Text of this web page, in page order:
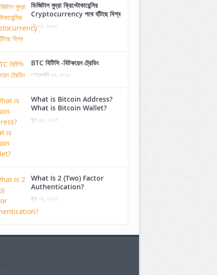
ডিজিটাল মুদ্রা ক্রিপ্টোকারেন্সির
Cryptocurrency পথে হাঁটছে বিশ্ব
মে ০৫, ২০২১
BTC বিটিসি -বিটকয়েন ট্রেডিং
ফেব্রুয়ারি ২৩, ২০২১
What is Bitcoin Address?
What is Bitcoin Wallet?
জুন ২০, ২০১৭
What Is 2 (Two) Factor
Authentication?
জুন ১৩, ২০১৭